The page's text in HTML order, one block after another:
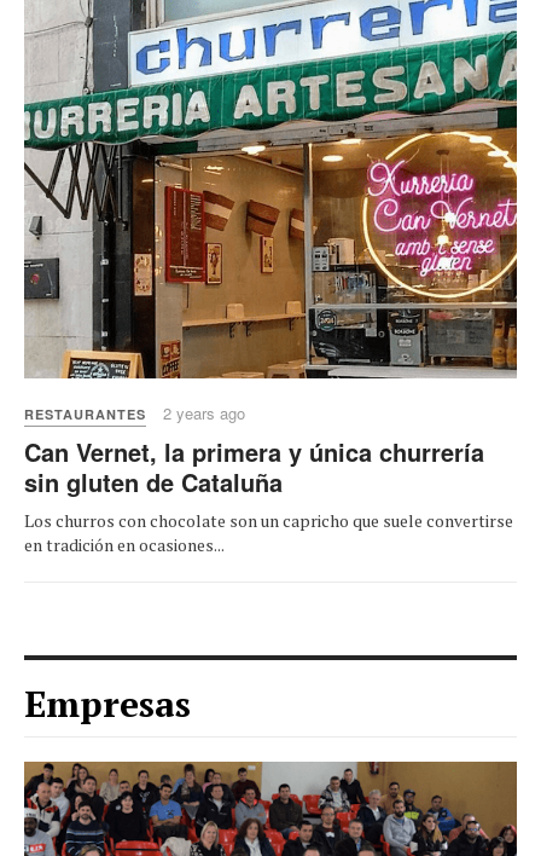
RESTAURANTES 2 years ago
Can Vernet, la primera y única churrería
sin gluten de Cataluña
Los churros con chocolate son un capricho que suele convertirse
en tradición en ocasiones...
Empresas